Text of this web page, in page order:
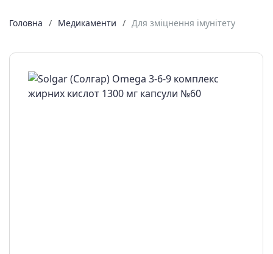
Головна Медикаменти Для зміцнення імунітету